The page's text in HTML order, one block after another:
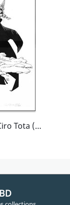
Dessin inédit de Ciro Tota (Photonik)